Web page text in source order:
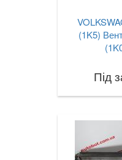
(1K5)
Під